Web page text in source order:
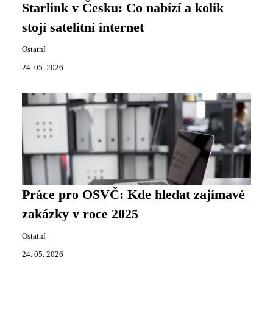
Starlink v Česku: Co nabízí a kolik
stojí satelitní internet
Ostatní
24. 05. 2026
Práce pro OSVČ: Kde hledat zajímavé
zakázky v roce 2025
Ostatní
24. 05. 2026